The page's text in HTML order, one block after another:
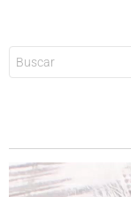
Reproductor
de